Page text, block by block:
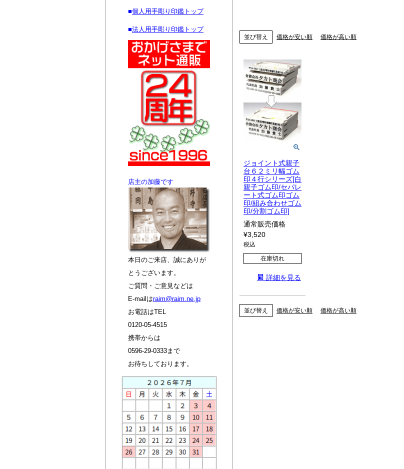
■個人用手彫り印鑑トップ
■法人用手彫り印鑑トップ
店主の加藤です
本日のご来店、誠にありが
とうございます。
ご質問・ご意見などは
E-mailはraim@raim.ne.jp
お電話はTEL
0120-05-4515
携帯からは
0596-29-0333まで
お待ちしております。
並び替え 価格が安い順 価格が高い順
ジョイント式親子
台６２ミリ幅ゴム
印４行シリーズ[白
親子ゴム印/セパレ
ート式ゴム印ゴム
印/組み合わせゴム
印/分割ゴム印]
通常販売価格
¥3,520
税込
在庫切れ
詳細を見る
並び替え 価格が安い順 価格が高い順